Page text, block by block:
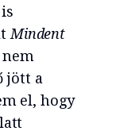
Mindent
jött a
el, hogy